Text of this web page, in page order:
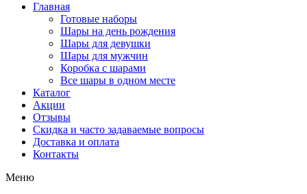
Главная
Готовые наборы
Шары на день рождения
Шары для девушки
Шары для мужчин
Коробка с шарами
Все шары в одном месте
Каталог
Акции
Отзывы
Скидка и часто задаваемые вопросы
Доставка и оплата
Контакты
Меню